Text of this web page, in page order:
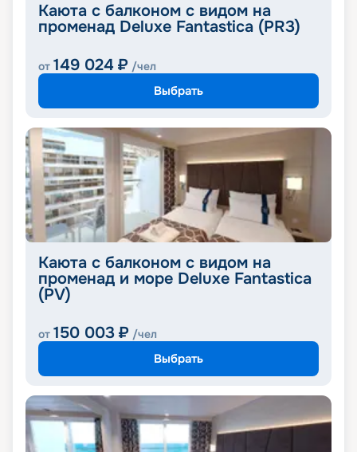
Каюта с балконом с видом на
променад Deluxe Fantastica (PR3)
от 149 024 ₽ /чел
Выбрать
Каюта с балконом с видом на
променад и море Deluxe Fantastica
(PV)
от 150 003 ₽ /чел
Выбрать